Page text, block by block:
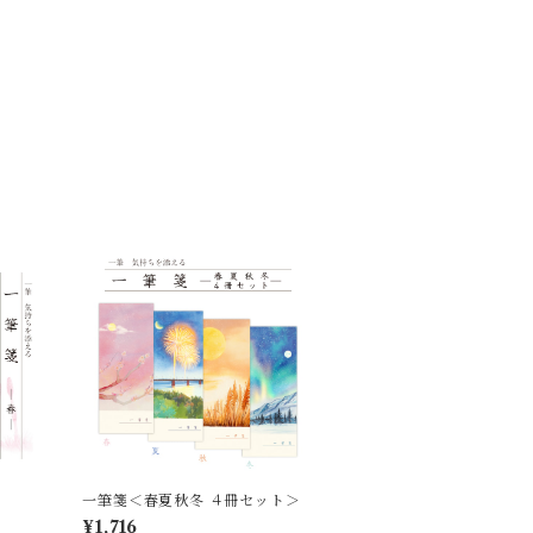
一筆箋＜春夏秋冬 ４冊セット＞
¥1,716